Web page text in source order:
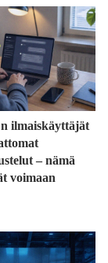
ilmaiskäyttäjät
– nämä
voimaan